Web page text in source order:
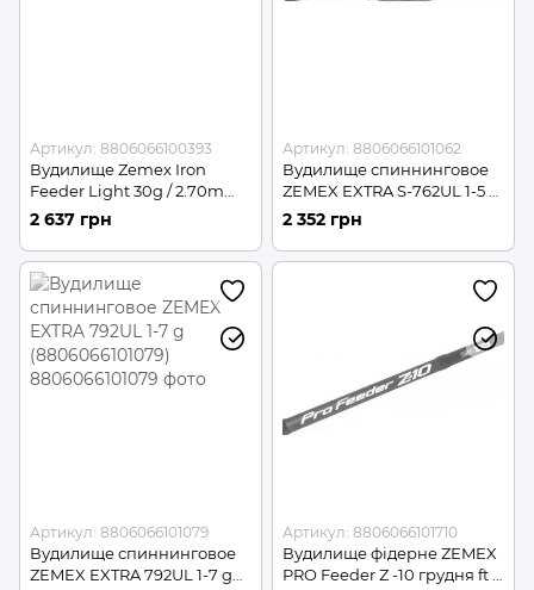
Артикул: 8806066100393
Вудилище Zemex Iron
Feeder Light 30g / 2.70m
(8806066100393)
2 637 грн
Артикул: 8806066101062
Вудилище спиннинговое
ZEMEX EXTRA S-762UL 1-5 g
(8806066101062)
2 352 грн
Артикул: 8806066101079
Вудилище спиннинговое
ZEMEX EXTRA 792UL 1-7 g
Артикул: 8806066101710
Вудилище фідерне ZEMEX
PRO Feeder Z -10 грудня ft -